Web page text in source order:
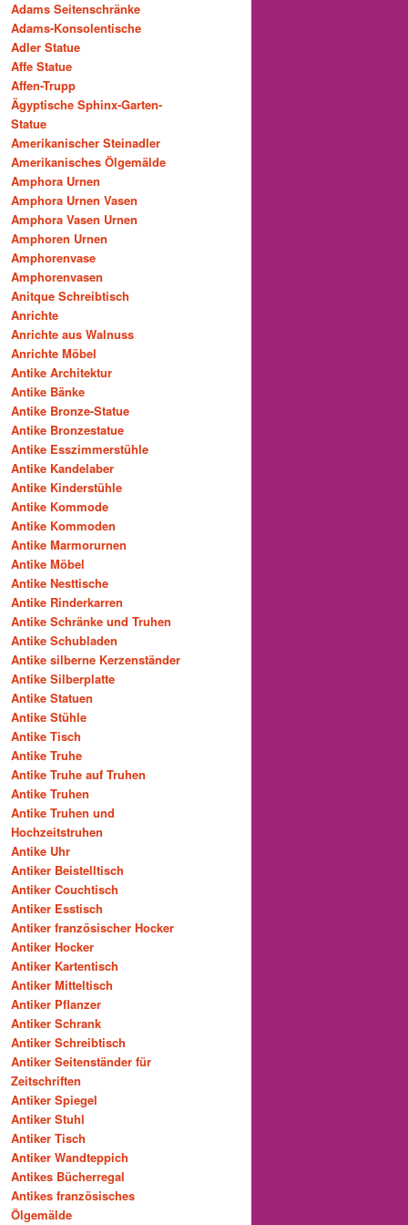
Adams Seitenschränke
Adams-Konsolentische
Adler Statue
Affe Statue
Affen-Trupp
Ägyptische Sphinx-Garten-
Statue
Amerikanischer Steinadler
Amerikanisches Ölgemälde
Amphora Urnen
Amphora Urnen Vasen
Amphora Vasen Urnen
Amphoren Urnen
Amphorenvase
Amphorenvasen
Anitque Schreibtisch
Anrichte
Anrichte aus Walnuss
Anrichte Möbel
Antike Architektur
Antike Bänke
Antike Bronze-Statue
Antike Bronzestatue
Antike Esszimmerstühle
Antike Kandelaber
Antike Kinderstühle
Antike Kommode
Antike Kommoden
Antike Marmorurnen
Antike Möbel
Antike Nesttische
Antike Rinderkarren
Antike Schränke und Truhen
Antike Schubladen
Antike silberne Kerzenständer
Antike Silberplatte
Antike Statuen
Antike Stühle
Antike Tisch
Antike Truhe
Antike Truhe auf Truhen
Antike Truhen
Antike Truhen und
Hochzeitstruhen
Antike Uhr
Antiker Beistelltisch
Antiker Couchtisch
Antiker Esstisch
Antiker französischer Hocker
Antiker Hocker
Antiker Kartentisch
Antiker Mitteltisch
Antiker Pflanzer
Antiker Schrank
Antiker Schreibtisch
Antiker Seitenständer für
Zeitschriften
Antiker Spiegel
Antiker Stuhl
Antiker Tisch
Antiker Wandteppich
Antikes Bücherregal
Antikes französisches
Ölgemälde